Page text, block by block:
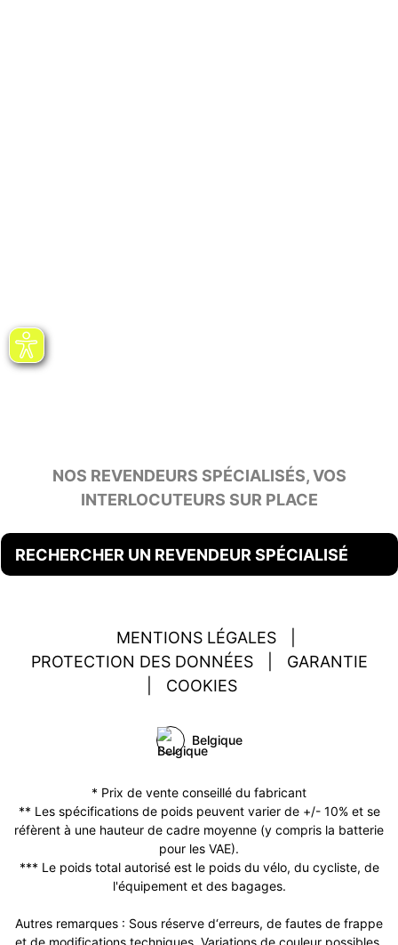
NOS REVENDEURS SPÉCIALISÉS, VOS
INTERLOCUTEURS SUR PLACE
RECHERCHER UN REVENDEUR SPÉCIALISÉ
MENTIONS LÉGALES
PROTECTION DES DONNÉES
GARANTIE
COOKIES
Belgique
* Prix de vente conseillé du fabricant
** Les spécifications de poids peuvent varier de +/- 10% et se
réfèrent à une hauteur de cadre moyenne (y compris la batterie
pour les VAE).
*** Le poids total autorisé est le poids du vélo, du cycliste, de
l'équipement et des bagages.
Autres remarques : Sous réserve d‘erreurs, de fautes de frappe
et de modifications techniques. Variations de couleur possibles.